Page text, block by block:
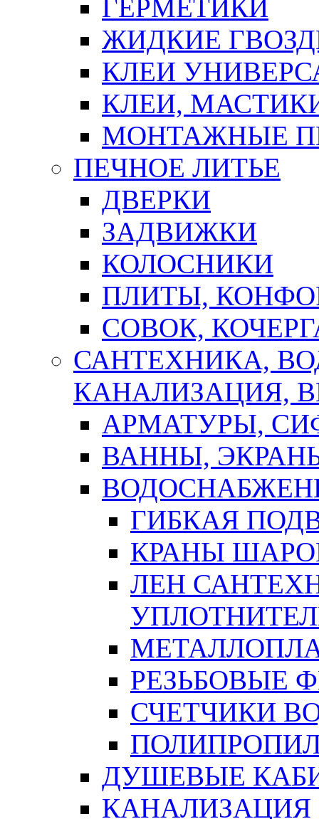
ГЕРМЕТИКИ
ЖИДКИЕ
КЛЕИ
КЛЕИ,
МОНТАЖНЫЕ
ПЕЧНОЕ ЛИТЬЕ
ДВЕРКИ
ЗАДВИЖКИ
КОЛОСНИКИ
ПЛИТЫ,
СОВОК,
САНТЕХНИКА,
КАНАЛИЗАЦИЯ,
АРМАТУРЫ,
ВАННЫ,
ГИБКАЯ
КРАНЫ
ЛЕН
РЕЗЬБОВЫЕ
СЧЕТЧИКИ
ДУШЕВЫЕ
КАНАЛИЗАЦИЯ